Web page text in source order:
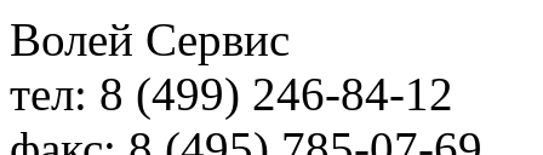
Волей Сервис
тел: 8 (499) 246-84-12